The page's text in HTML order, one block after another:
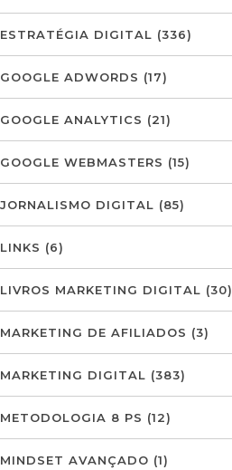
ESTRATÉGIA DIGITAL (336)
GOOGLE ADWORDS (17)
GOOGLE ANALYTICS (21)
GOOGLE WEBMASTERS (15)
JORNALISMO DIGITAL (85)
LINKS (6)
LIVROS MARKETING DIGITAL (30)
MARKETING DE AFILIADOS (3)
MARKETING DIGITAL (383)
METODOLOGIA 8 PS (12)
MINDSET AVANÇADO (1)